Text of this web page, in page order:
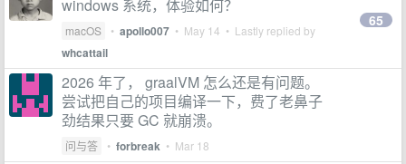
windows 系统，体验如何？
macOS • apollo007 • May 14 • Lastly replied by
whcattail
65
2026 年了， graalVM 怎么还是有问题。
尝试把自己的项目编译一下，费了老鼻子
劲结果只要 GC 就崩溃。
问与答 • forbreak • Mar 18